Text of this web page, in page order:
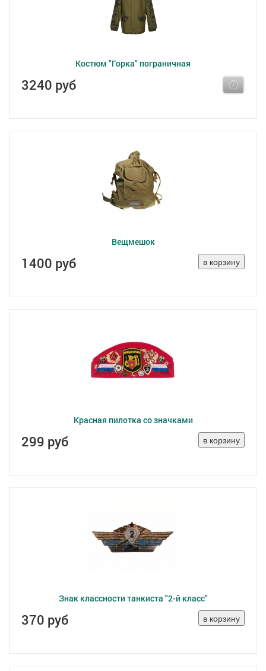
Костюм "Горка" пограничная
3240 руб
Вещмешок
1400 руб
Красная пилотка со значками
299 руб
Знак классности танкиста "2-й класс"
370 руб